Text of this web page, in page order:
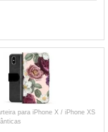
para iPhone X / iPhone XS